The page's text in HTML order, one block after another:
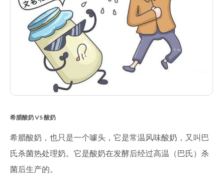
希腊酸奶 VS 酸奶
希腊酸奶，也只是一个噱头，它是常温风味酸奶，又叫巴
氏杀菌热处理奶。它是酸奶在发酵后经过高温（巴氏）杀
菌后生产的。